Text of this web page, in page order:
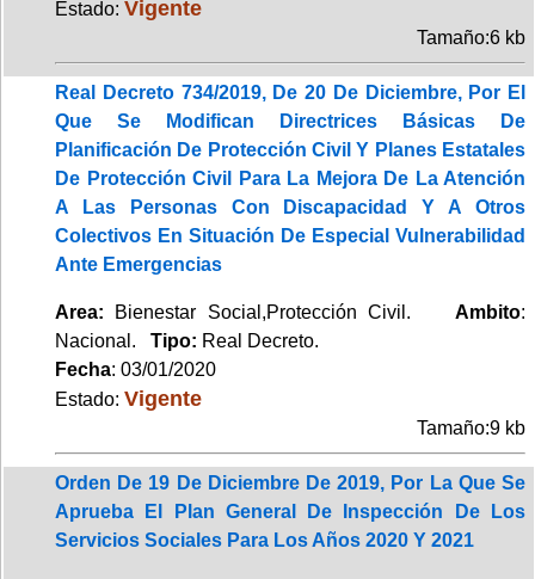
Estado: Vigente
Tamaño:6 kb
Real Decreto 734/2019, De 20 De Diciembre, Por El
Que Se Modifican Directrices Básicas De
Planificación De Protección Civil Y Planes Estatales
De Protección Civil Para La Mejora De La Atención
A Las Personas Con Discapacidad Y A Otros
Colectivos En Situación De Especial Vulnerabilidad
Ante Emergencias
Area: Bienestar Social,Protección Civil. Ambito:
Nacional. Tipo: Real Decreto.
Fecha: 03/01/2020
Estado: Vigente
Tamaño:9 kb
Orden De 19 De Diciembre De 2019, Por La Que Se
Aprueba El Plan General De Inspección De Los
Servicios Sociales Para Los Años 2020 Y 2021